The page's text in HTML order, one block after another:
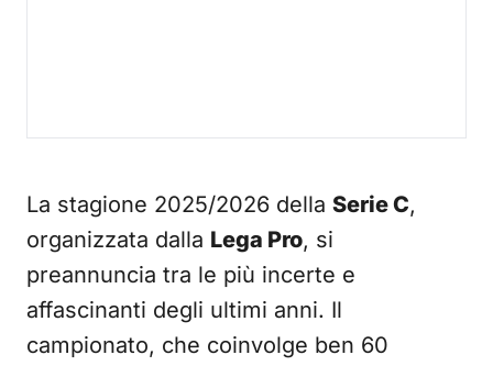
La stagione 2025/2026 della Serie C,
organizzata dalla Lega Pro, si
preannuncia tra le più incerte e
affascinanti degli ultimi anni. Il
campionato, che coinvolge ben 60